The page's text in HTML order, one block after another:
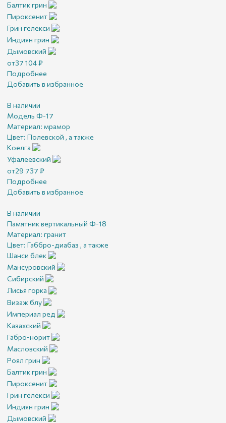
Балтик грин
Пироксенит
Грин гелекси
Индиян грин
Дымовский
от37 104₽
Подробнее
Добавить в избранное
В наличии
Модель Ф-17
Материал: мрамор
Цвет: Полевской , а также
Коелга
Уфалеевский
от29 737 ₽
Подробнее
Добавить в избранное
В наличии
Памятник вертикальный Ф-18
Материал: гранит
Цвет: Габбро-диабаз , а также
Шанси блек
Мансуровский
Сибирский
Лисья горка
Визаж блу
Империал ред
Казахский
Габро-норит
Масловский
Роял грин
Балтик грин
Пироксенит
Грин гелекси
Индиян грин
Дымовский